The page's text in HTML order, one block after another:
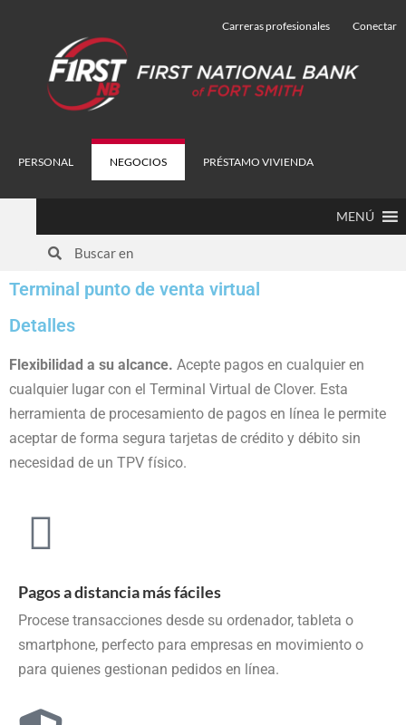
PERSONAL NEGOCIOS PRÉSTAMO VIVIENDA
Carreras profesionales Conectar
MENÚ
Terminal punto de venta virtual
Detalles
Flexibilidad a su alcance. Acepte pagos en cualquier en
cualquier lugar con el Terminal Virtual de Clover. Esta
herramienta de procesamiento de pagos en línea le permite
aceptar de forma segura tarjetas de crédito y débito sin
necesidad de un TPV físico.
Pagos a distancia más fáciles
Procese transacciones desde su ordenador, tableta o
smartphone, perfecto para empresas en movimiento o
para quienes gestionan pedidos en línea.